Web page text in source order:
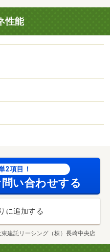
済」となります。 本貸室
す。／バストイレ別／エア
ターホン／室内洗濯置／シ
／洗面所独立／洗面化粧台
ト使用料不要／一部フロー
説 対応物件／まるたか生
５２３ｍ／ディスカウン
（ドラッグストア）まで
（ドラッグストア）まで５
性能
2項目！
い合わせする
に追加する
建託リーシング（株）長崎中央店